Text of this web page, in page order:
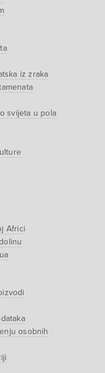
iz zraka
svijeta u pola
Africi
osobnih